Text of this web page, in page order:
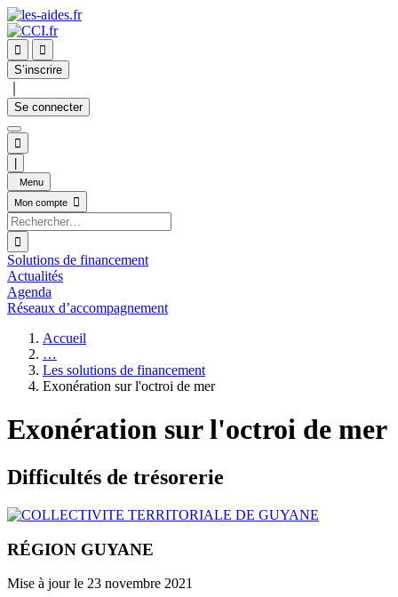


S’inscrire
Se connecter

Menu
Mon compte


Solutions de financement
Actualités
Agenda
Réseaux d’accompagnement
Accueil
…
Les solutions de financement
Exonération sur l'octroi de mer
Exonération sur l'octroi de mer
Difficultés de trésorerie
RÉGION GUYANE
Mise à jour le 23 novembre 2021